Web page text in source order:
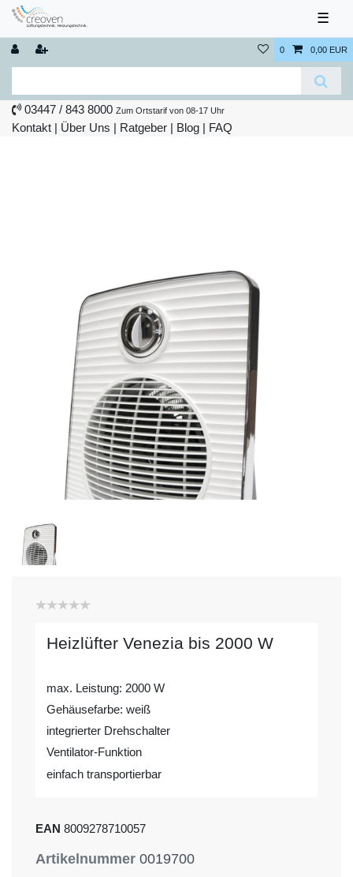
☰
0 0,00 EUR
03447 / 843 8000 Zum Ortstarif von 08-17 Uhr
Kontakt | Über Uns | Ratgeber | Blog | FAQ
Heizlüfter Venezia bis 2000 W
max. Leistung: 2000 W
Gehäusefarbe: weiß
integrierter Drehschalter
Ventilator-Funktion
einfach transportierbar
EAN 8009278710057
Artikelnummer 0019700